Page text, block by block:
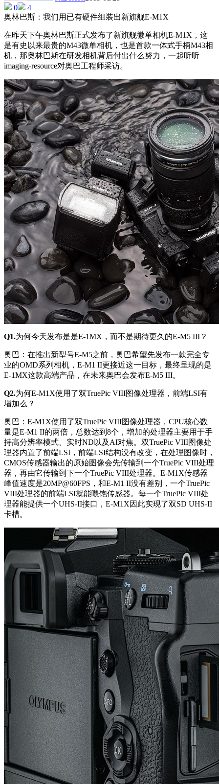
0
4
奥林巴斯：我们用已有硬件组装出新旗舰E-M1X
在昨天下午奥林巴斯正式发布了新旗舰微单相机E-M1X，这
是有史以来最贵的M43微单相机，也是首款一体式手柄M43相
机，那奥林巴斯在研发相机背后付出什么努力，一起听听
imaging-resource对奥巴工程师采访。
Q1.为何今天发布是是E-1MX，而不是期待更久的E-M5 III？
奥巴：在推出新型号E-M5之前，奥巴希望先发布一款完全专
业的OMD系列相机，E-M1 II更接近这一目标，最终呈现的是
E-1MX这款高端产品，在未来奥巴会发布E-M5 III。
Q2.为何E-M1X使用了双TruePic VIII图像处理器，前端LSI有
增加么？
奥巴：E-M1X使用了双TruePic VIII图像处理器，CPU核心数
量是E-M1 II的两倍，总数达到8个，增加的处理器主要用于手
持高分辨率模式、实时ND以及AI对焦。双TruePic VIII图像处
理器内置了前端LSI，前端LSI结构没有改变，在处理图像时，
CMOS传感器输出的原始图像会先传输到一个TruePic VIII处理
器，再由它传输到下一个TruePic VIII处理器。E-M1X传感器
峰值速度是20MP@60FPS，和E-M1 II没有差别，一个TruePic
VIII处理器的前端LSI就能喂饱传感器。每一个TruePic VIII处
理器能提供一个UHS-II接口，E-M1X因此实现了双SD UHS-II
卡槽。